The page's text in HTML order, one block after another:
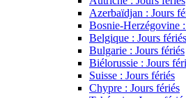
Azerbaïdjan : Jours
Bosnie-Herzégovine
Belgique : Jours fériés
Bulgarie : Jours fériés
Biélorussie : Jours
Suisse : Jours fériés
Chypre : Jours fériés